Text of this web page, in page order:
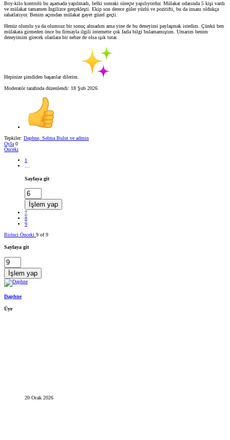
Boy-kilo kontrolü bu aşamada yapılmadı, belki sonraki süreçte yapılıyordur. Mülakat odasında 5 kişi vardı
ve mülakat tamamen İngilizce gerçekleşti. Ekip son derece güler yüzlü ve pozitifti, bu da insanı oldukça
rahatlatıyor. Benim açımdan mülakat gayet güzel geçti.
Henüz olumlu ya da olumsuz bir sonuç almadım ama yine de bu deneyimi paylaşmak istedim. Çünkü ben
mülakata girmeden önce bu firmayla ilgili internette çok fazla bilgi bulamamıştım. Umarım benim
deneyimim girecek olanlara bir nebze de olsa ışık tutar.
Hepinize şimdiden başarılar dilerim.
Moderatör tarafında düzenlendi: 18 Şub 2026
Tepkiler: Daphne, Selma Bulut ve admin
Oyla 0
Önceki
1
…
Sayfaya git
İşlem yap
7
8
9
Birinci Önceki 9 of 9
Sayfaya git
İşlem yap
Daphne
Üye
20 Ocak 2026